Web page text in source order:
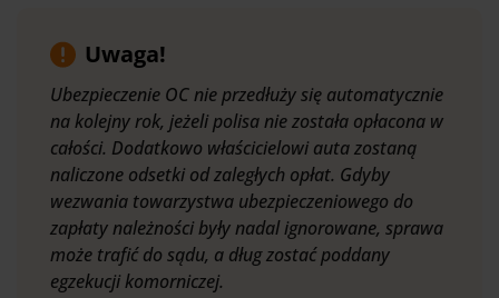
Uwaga!
Ubezpieczenie OC nie przedłuży się automatycznie
na kolejny rok, jeżeli polisa nie została opłacona w
całości. Dodatkowo właścicielowi auta zostaną
naliczone odsetki od zaległych opłat. Gdyby
wezwania towarzystwa ubezpieczeniowego do
zapłaty należności były nadal ignorowane, sprawa
może trafić do sądu, a dług zostać poddany
egzekucji komorniczej.